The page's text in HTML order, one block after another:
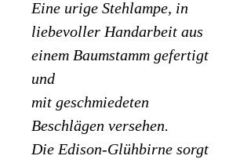
Eine urige Stehlampe, in
liebevoller Handarbeit aus
einem Baumstamm gefertigt
und
mit geschmiedeten
Beschlägen versehen.
Die Edison-Glühbirne sorgt